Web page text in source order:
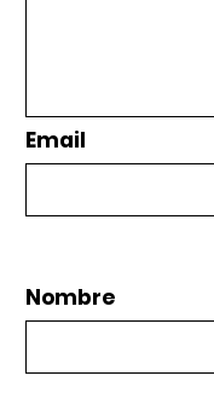
Email
Nombre